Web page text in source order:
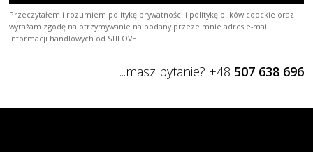
Przeczytałem i rozumiem politykę prywatności i politykę plików coockie oraz
wyrażam zgodę na otrzymywanie na podany przeze mnie adres e-mail
informacji handlowych od STILOVE
...masz pytanie? +48 507 638 696